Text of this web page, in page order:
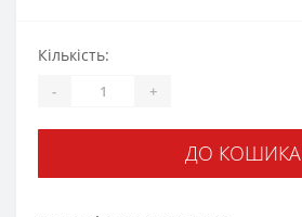
Кількість:
- +
ДО КОШИКА